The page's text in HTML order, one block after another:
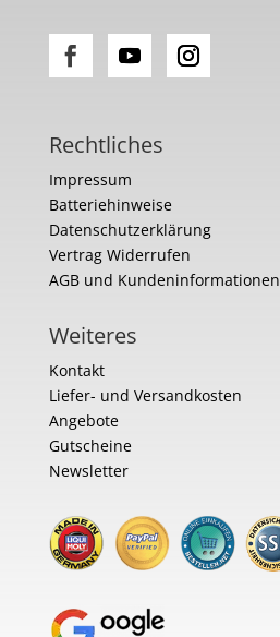
Rechtliches
Impressum
Batteriehinweise
Datenschutzerklärung
Vertrag Widerrufen
AGB und Kundeninformationen
Weiteres
Kontakt
Liefer- und Versandkosten
Angebote
Gutscheine
Newsletter